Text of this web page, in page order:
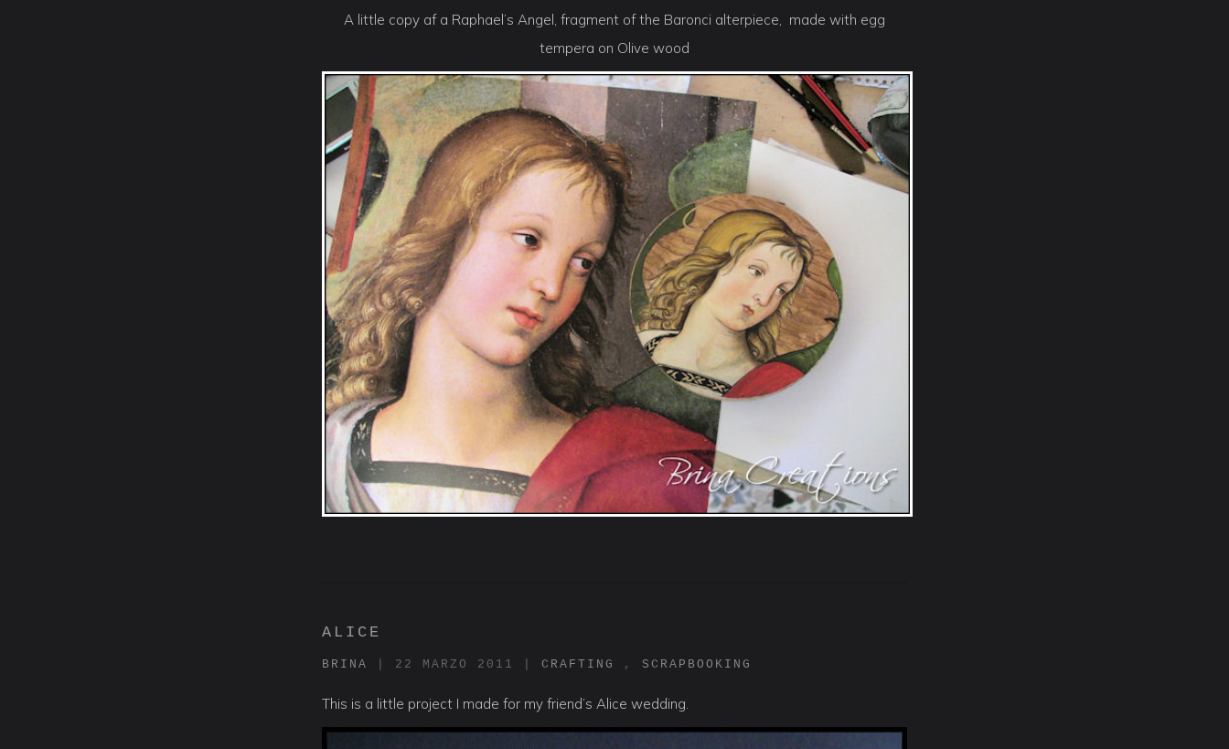
A little copy af a Raphael’s Angel, fragment of the Baronci alterpiece, made with egg
tempera on Olive wood
ALICE
BRINA 22 MARZO 2011 CRAFTING , SCRAPBOOKING
This is a little project I made for my friend’s Alice wedding.